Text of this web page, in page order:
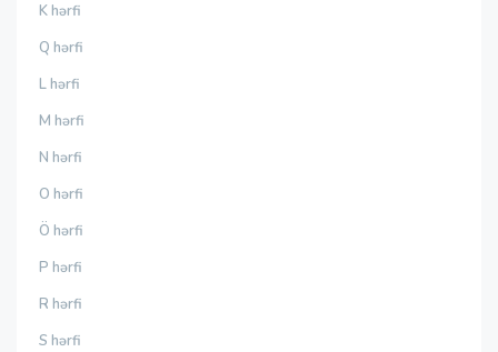
K hərfi
Q hərfi
L hərfi
M hərfi
N hərfi
O hərfi
Ö hərfi
P hərfi
R hərfi
S hərfi